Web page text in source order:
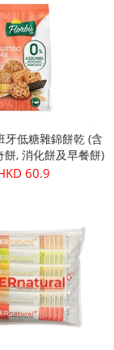
牙低糖雜錦餅乾 (含
餅, 消化餅及早餐餅)
270g60.9